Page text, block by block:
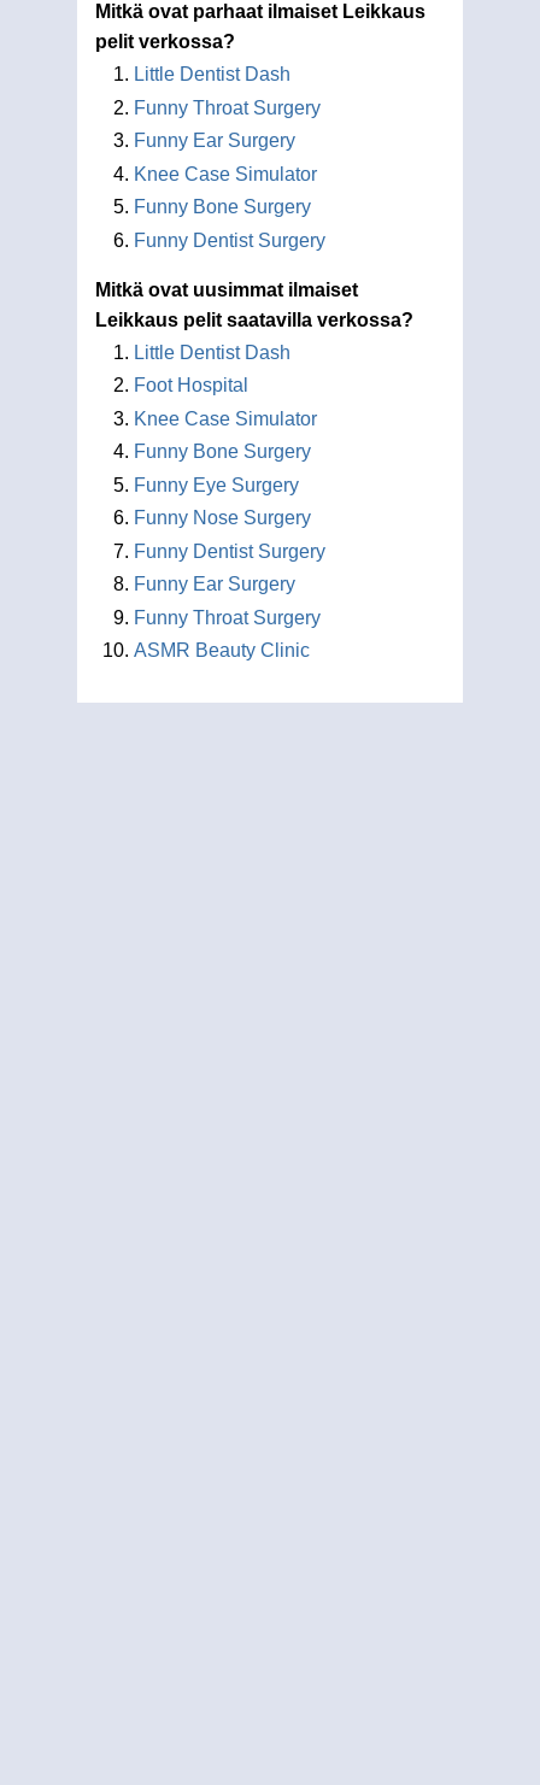
Mitkä ovat parhaat ilmaiset Leikkaus
pelit verkossa?
Little Dentist Dash
Funny Throat Surgery
Funny Ear Surgery
Knee Case Simulator
Funny Bone Surgery
Funny Dentist Surgery
Mitkä ovat uusimmat ilmaiset
Leikkaus pelit saatavilla verkossa?
Little Dentist Dash
Foot Hospital
Knee Case Simulator
Funny Bone Surgery
Funny Eye Surgery
Funny Nose Surgery
Funny Dentist Surgery
Funny Ear Surgery
Funny Throat Surgery
ASMR Beauty Clinic